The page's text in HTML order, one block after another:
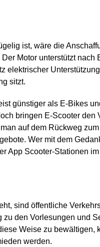
ist, wäre die
Motor unterstützt nach
elektrischer
sitzt.
günstiger als E-Bikes
bringen E-Scooter den
auf dem Rückweg
Wer mit dem
App Scooter-Stationen
sind öffentliche
den Vorlesungen und
Weise zu bewältigen,
werden.